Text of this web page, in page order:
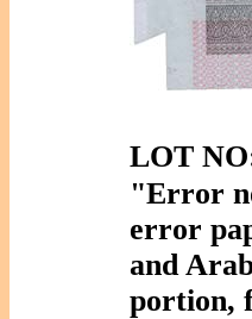
LOT
"Error
error
and
portion,